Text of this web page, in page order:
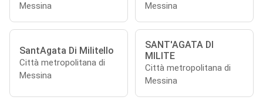
Messina
Messina
SantAgata Di Militello
Città metropolitana di
Messina
SANT'AGATA DI
MILITE
Città metropolitana di
Messina